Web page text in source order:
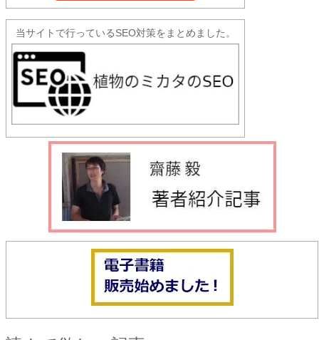
当サイトで行っているSEO対策をまとめました。